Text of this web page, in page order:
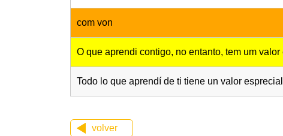
com von
O que aprendi contigo, no entanto, tem um valor
Todo lo que aprendí de ti tiene un valor
volver